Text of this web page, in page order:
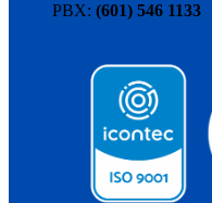
PBX: (601) 546 1133